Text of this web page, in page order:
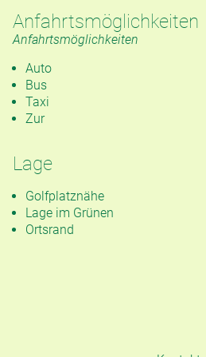
Anfahrtsmöglichkeiten
Anfahrtsmöglichkeiten
Auto
Bus
Taxi
Zur
Lage
Golfplatznähe
Lage im Grünen
Ortsrand